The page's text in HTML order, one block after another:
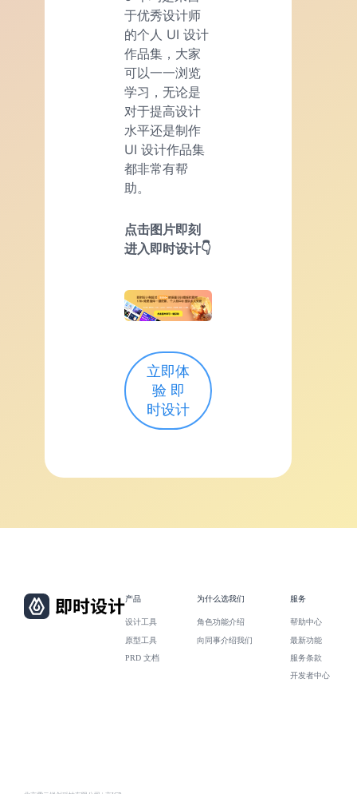
于优秀设计师
的个人 UI 设计
作品集，大家
可以一一浏览
学习，无论是
对于提高设计
水平还是制作
UI 设计作品集
都非常有帮
助。
点击图片即刻
进入即时设计👇
立即体
验 即
时设计
产品
设计工具
原型工具
PRD 文档
为什么选我们
角色功能介绍
向同事介绍我们
服务
帮助中心
最新功能
服务条款
开发者中心